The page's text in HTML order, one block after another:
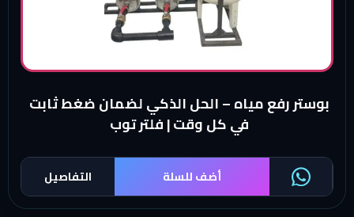
بوستر رفع مياه – الحل الذكي لضمان ضغط ثابت
في كل وقت | فلتر توب
التفاصيل أضف للسلة